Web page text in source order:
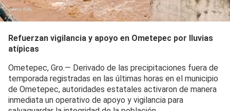
Refuerzan vigilancia y apoyo en Ometepec por lluvias
atípicas
Ometepec, Gro.— Derivado de las precipitaciones fuera de
temporada registradas en las últimas horas en el municipio
de Ometepec, autoridades estatales activaron de manera
inmediata un operativo de apoyo y vigilancia para